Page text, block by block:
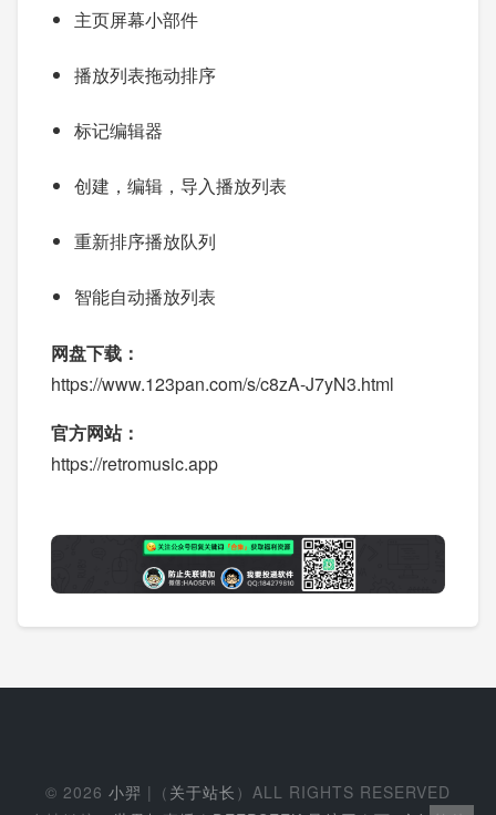
主页屏幕小部件
播放列表拖动排序
标记编辑器
创建，编辑，导入播放列表
重新排序播放队列
智能自动播放列表
网盘下载：
https://www.123pan.com/s/c8zA-J7yN3.html
官方网站：
https://retromusic.app
© 2026 小羿 |（ 关于站长 ）ALL RIGHTS RESERVED